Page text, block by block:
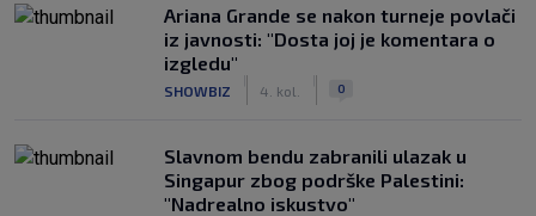
Ariana Grande se nakon turneje povlači
iz javnosti: "Dosta joj je komentara o
izgledu"
SHOWBIZ 4. kol. 0
Slavnom bendu zabranili ulazak u
Singapur zbog podrške Palestini:
"Nadrealno iskustvo"